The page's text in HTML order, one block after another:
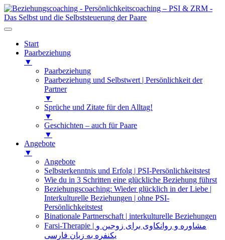
Start
Paarbeziehung
▼
Paarbeziehung
Paarbeziehung und Selbstwert | Persönlichkeit der
Partner
▼
Sprüche und Zitate für den Alltag!
▼
Geschichten – auch für Paare
▼
Angebote
▼
Angebote
Selbsterkenntnis und Erfolg | PSI-Persönlichkeitstest
Wie du in 3 Schritten eine glückliche Beziehung führst
Beziehungscoaching: Wieder glücklich in der Liebe |
Interkulturelle Beziehungen | ohne PSI-
Persönlichkeitstest
Binationale Partnerschaft | interkulturelle Beziehungen
Farsi-Therapie | مشاوره و روانکاوی برای زوجین و
یکنفره به زبان فارسی